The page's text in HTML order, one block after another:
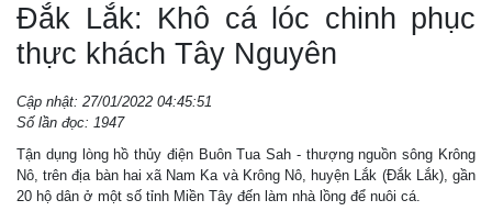
Đắk Lắk: Khô cá lóc chinh phục
thực khách Tây Nguyên
Cập nhật: 27/01/2022 04:45:51
Số lần đọc: 1947
Tận dụng lòng hồ thủy điện Buôn Tua Sah - thượng nguồn sông Krông
Nô, trên địa bàn hai xã Nam Ka và Krông Nô, huyện Lắk (Đắk Lắk), gần
20 hộ dân ở một số tỉnh Miền Tây đến làm nhà lồng để nuôi cá.